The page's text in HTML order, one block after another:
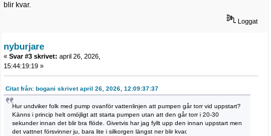
blir kvar.
Loggat
nyburjare
« Svar #3 skrivet: april 26, 2026,
15:44:19:19 »
Citat från: bogani skrivet april 26, 2026, 12:09:37:37
Hur undviker folk med pump ovanför vattenlinjen att pumpen går torr vid uppstart?
Känns i princip helt omöjligt att starta pumpen utan att den går torr i 20-30
sekunder innan det blir bra flöde. Givetvis har jag fyllt upp den innan uppstart men
det vattnet försvinner ju, bara lite i silkorgen längst ner blir kvar.